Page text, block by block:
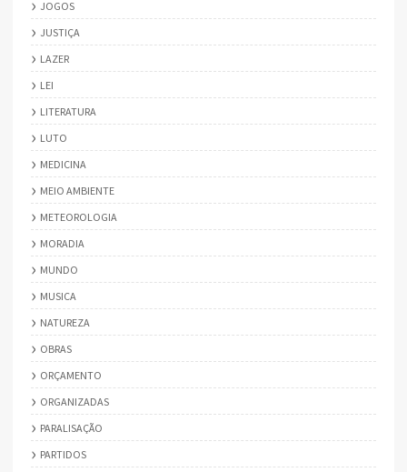
JOGOS
JUSTIÇA
LAZER
LEI
LITERATURA
LUTO
MEDICINA
MEIO AMBIENTE
METEOROLOGIA
MORADIA
MUNDO
MUSICA
NATUREZA
OBRAS
ORÇAMENTO
ORGANIZADAS
PARALISAÇÃO
PARTIDOS